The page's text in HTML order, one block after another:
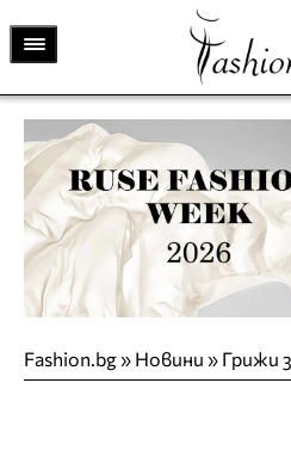
Fashion.bg» Новини » Грижи